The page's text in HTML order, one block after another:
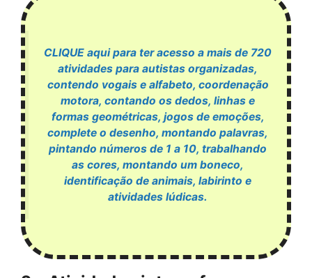
CLIQUE aqui para ter acesso a mais de 720
atividades para autistas organizadas,
contendo vogais e alfabeto, coordenação
motora, contando os dedos, linhas e
formas geométricas, jogos de emoções,
complete o desenho, montando palavras,
pintando números de 1 a 10, trabalhando
as cores, montando um boneco,
identificação de animais, labirinto e
atividades lúdicas.